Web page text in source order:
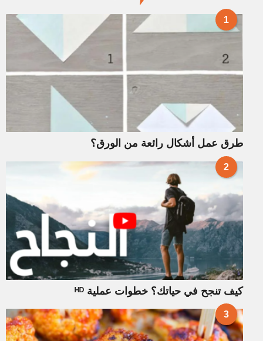
1
طرق عمل أشكال رائعة من الورق؟
2
كيف تنجح في حياتك؟ خطوات عملية ᴴᴰ
3